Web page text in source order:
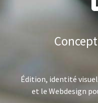
Édition, identité
et le Webdesign